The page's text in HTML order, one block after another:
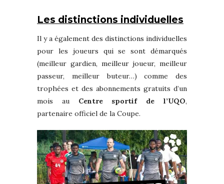
Les distinctions individuelles
Il y a également des distinctions individuelles
pour les joueurs qui se sont démarqués
(meilleur gardien, meilleur joueur, meilleur
passeur, meilleur buteur…) comme des
trophées et des abonnements gratuits d’un
mois au Centre sportif de l’UQO,
partenaire officiel de la Coupe.